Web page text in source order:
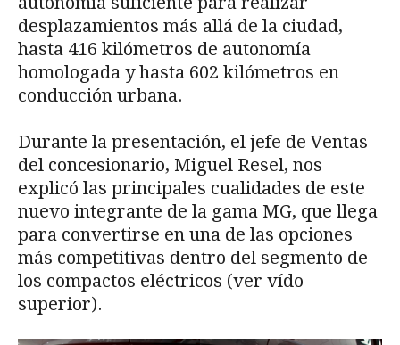
desplazamientos más allá de la ciudad,
hasta 416 kilómetros de autonomía
homologada y hasta 602 kilómetros en
conducción urbana.
Durante la presentación, el jefe de Ventas
del concesionario, Miguel Resel, nos
explicó las principales cualidades de este
nuevo integrante de la gama MG, que llega
para convertirse en una de las opciones
más competitivas dentro del segmento de
los compactos eléctricos (ver vído
superior).